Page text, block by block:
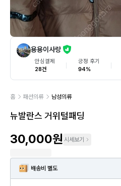
용용이사랑
안심결제
28건
긍정 후기
94%
홈 패션의류 남성의류
뉴발란스 거위털패딩
30,000원 시세보기
배송비 별도